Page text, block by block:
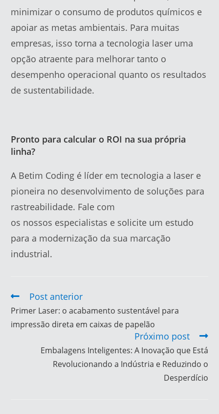
minimizar o consumo de produtos químicos e
apoiar as metas ambientais. Para muitas
empresas, isso torna a tecnologia laser uma
opção atraente para melhorar tanto o
desempenho operacional quanto os resultados
de sustentabilidade.
Pronto para calcular o ROI na sua própria
linha?
A Betim Coding é líder em tecnologia a laser e
pioneira no desenvolvimento de soluções para
rastreabilidade. Fale com
os nossos especialistas e solicite um estudo
para a modernização da sua marcação
industrial.
Post anterior
Primer Laser: o acabamento sustentável para
impressão direta em caixas de papelão
Próximo post
Embalagens Inteligentes: A Inovação que Está
Revolucionando a Indústria e Reduzindo o
Desperdício